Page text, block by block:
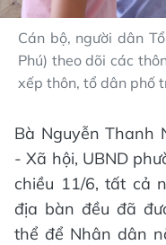
Cán bộ, người dân
Phú) theo dõi các
xếp thôn, tổ dân phố
Bà Nguyễn Thanh
- Xã hội, UBND
chiều 11/6, tất cả
địa bàn đều đã
thể để Nhân dân